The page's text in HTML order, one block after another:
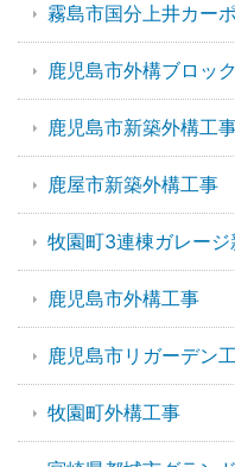
霧島市国分上井カー
鹿児島市外構ブロッ
鹿児島市新築外構工
鹿屋市新築外構工事
牧園町3連棟ガレー
鹿児島市外構工事
鹿児島市リガーデン
牧園町外構工事